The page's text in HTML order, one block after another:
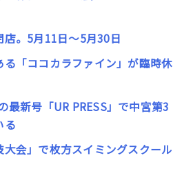
。5月11日〜5月30日
「ココカラファイン」が臨時休
最新号「UR PRESS」で中宮第3
る
大会」で枚方スイミングスクール